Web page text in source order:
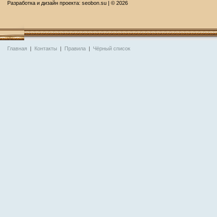
Разработка и дизайн проекта: seobon.su | © 2026
Главная | Контакты | Правила | Чёрный список